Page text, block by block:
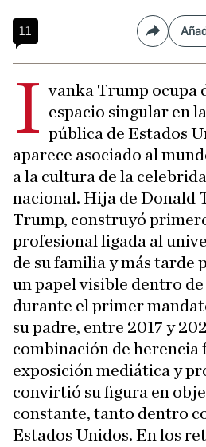
11
I vanka Trump ocupa
espacio singular en
pública de Estados
aparece asociado al
a la cultura de la
nacional. Hija de Donald
Trump, construyó
profesional ligada al
de su familia y más tarde
un papel visible dentro de
durante el primer
su padre, entre 2017 y
combinación de herencia
exposición mediática y
convirtió su figura en
constante, tanto dentro
Estados Unidos. En los